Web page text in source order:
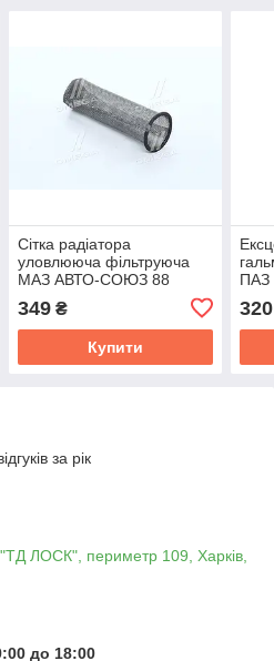
Сітка радіатора
уловлююча фільтруюча
МАЗ АВТО-СОЮЗ 88
349₴
Купити
ПАЗ
320
за рік
ЛОСК", периметр 109, Харків,
до 18:00